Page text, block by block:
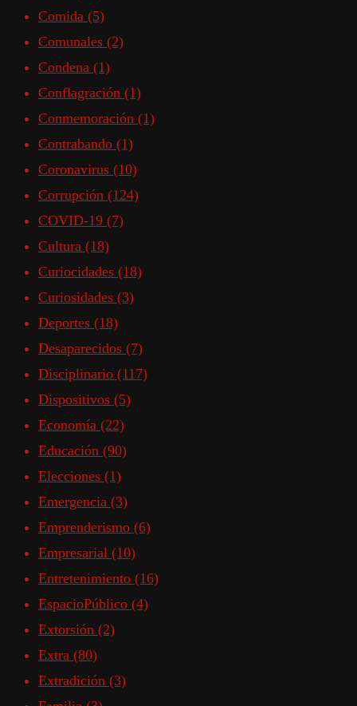
Comida (5)
Comunales (2)
Condena (1)
Conflagración (1)
Conmemoración (1)
Contrabando (1)
Coronavirus (10)
Corrupción (124)
COVID-19 (7)
Cultura (18)
Curiocidades (18)
Curiosidades (3)
Deportes (18)
Desaparecidos (7)
Disciplinario (117)
Dispositivos (5)
Economía (22)
Educación (90)
Elecciones (1)
Emergencia (3)
Emprenderismo (6)
Empresarial (10)
Entretenimiento (16)
EspacioPúblico (4)
Extorsión (2)
Extra (80)
Extradición (3)